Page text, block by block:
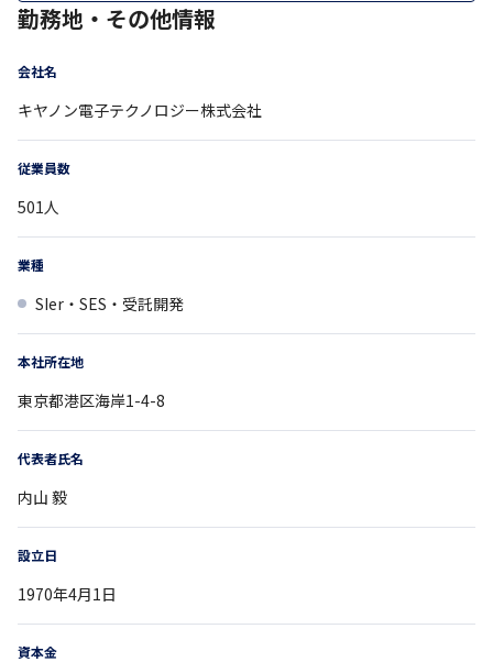
勤務地・その他情報
会社名
キヤノン電子テクノロジー株式会社
従業員数
501 人
業種
SIer・SES・受託開発
本社所在地
東京都港区海岸1-4-8
代表者氏名
内山 毅
設立日
1970年4月1日
資本金